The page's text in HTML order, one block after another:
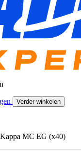
Verder winkelen
MC EG (x40)